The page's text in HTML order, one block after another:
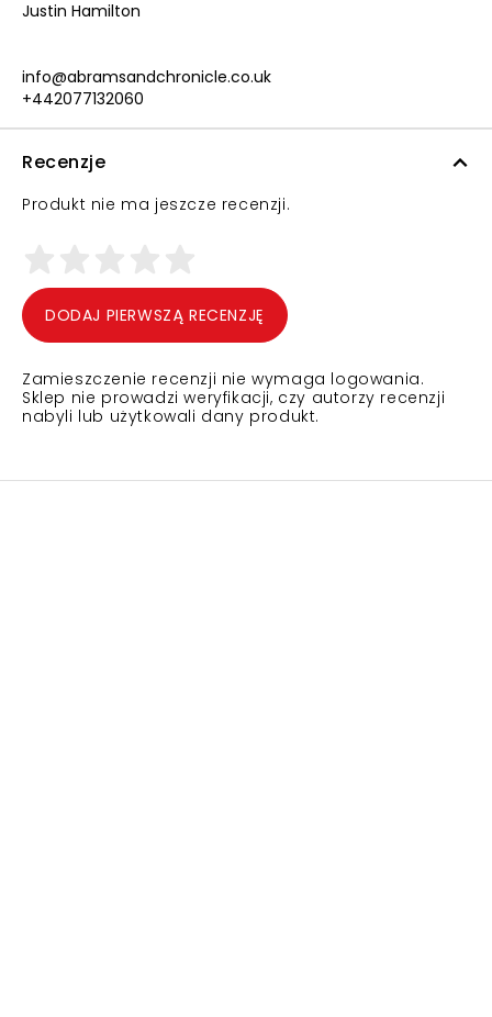
Justin Hamilton
info@abramsandchronicle.co.uk
+442077132060
Recenzje
Produkt nie ma jeszcze recenzji.
DODAJ PIERWSZĄ RECENZJĘ
Zamieszczenie recenzji nie wymaga logowania.
Sklep nie prowadzi weryfikacji, czy autorzy recenzji
nabyli lub użytkowali dany produkt.